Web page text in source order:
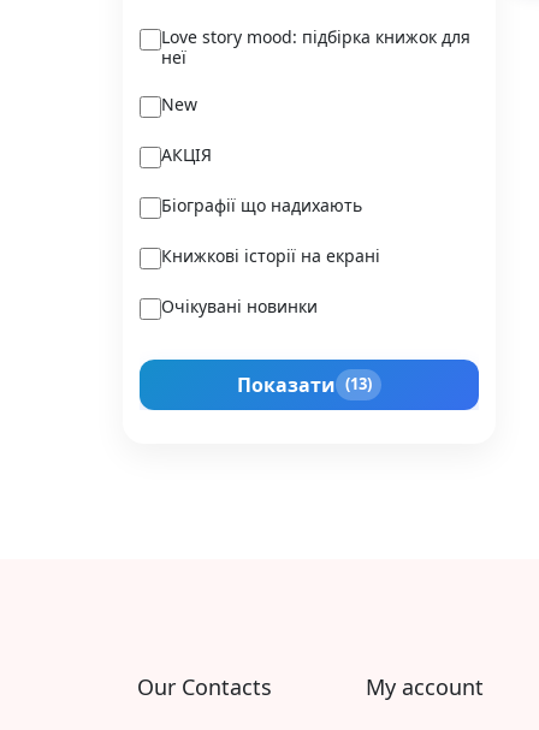
Vladi Toys
Yakaboo Publishing
А-БА-БА-ГА-ЛА-МА-ГА
Арій
Love story mood: підбірка книжок для
неї
New
АКЦІЯ
Біографії що надихають
Книжкові історії на екрані
Очікувані новинки
Подарунок для нього
Прокачай себе
Показати (13)
Our Contacts My account